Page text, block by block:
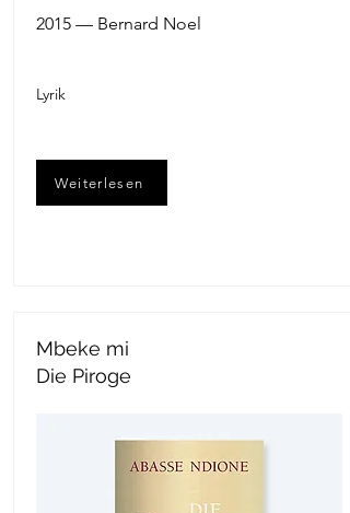
2015 — Bernard Noel
Lyrik
Weiterlesen
Mbeke mi
Die Piroge